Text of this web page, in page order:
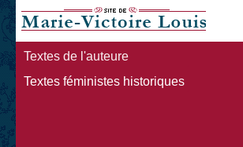
Textes de l'auteure
Textes féministes historiques